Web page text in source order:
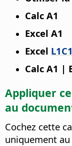
Calc A1
Excel A1
Excel L1C1
Calc A1 |
Appliquer
au
Cochez cette
uniquement